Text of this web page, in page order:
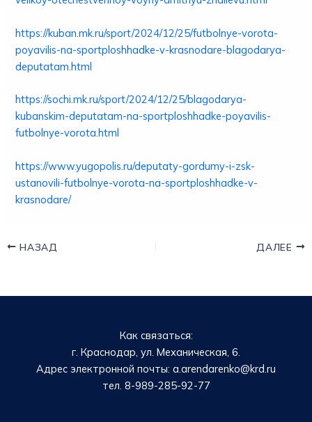
https://kuban.mk.ru/sport/2024/12/25/futbolnye-vorota-
poyavilis-na-sportploshhadke-v-krasnodare-blagodarya-
deputatam.html
https://sochi.mk.ru/sport/2024/12/25/blagodarya-
kubanskim-deputatam-na-sportploshhadke-poyavilis-
futbolnye-vorota.html
https://www.yugopolis.ru/deputaty-gordumy-i-zsk-
ustanovili-futbolnye-vorota-na-sportploshhadke-v-
krasnodare/
НАЗАД ДАЛЕЕ
Как связаться:
г. Краснодар, ул. Механическая, 6.
Адрес электронной почты: a.arendarenko@krd.ru
тел. 8-989-285-92-77